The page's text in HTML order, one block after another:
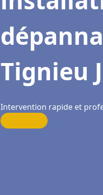
Tignieu
Intervention rapide et